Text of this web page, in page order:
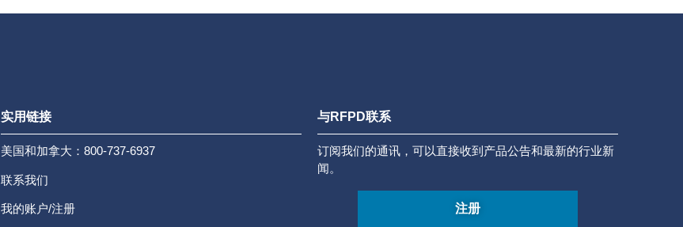
实用链接
美国和加拿大：800-737-6937
联系我们
我的账户/注册
与RFPD联系
订阅我们的通讯，可以直接收到产品公告和最新的行业新
闻。
注册